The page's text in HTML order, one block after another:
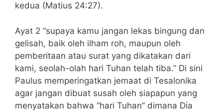
kedua (Matius 24:27).
Ayat 2 “supaya kamu jangan lekas bingung dan
gelisah, baik oleh ilham roh, maupun oleh
pemberitaan atau surat yang dikatakan dari
kami, seolah-olah hari Tuhan telah tiba.” Di sini
Paulus memperingatkan jemaat di Tesalonika
agar jangan dibuat susah oleh siapapun yang
menyatakan bahwa “hari Tuhan” dimana Dia